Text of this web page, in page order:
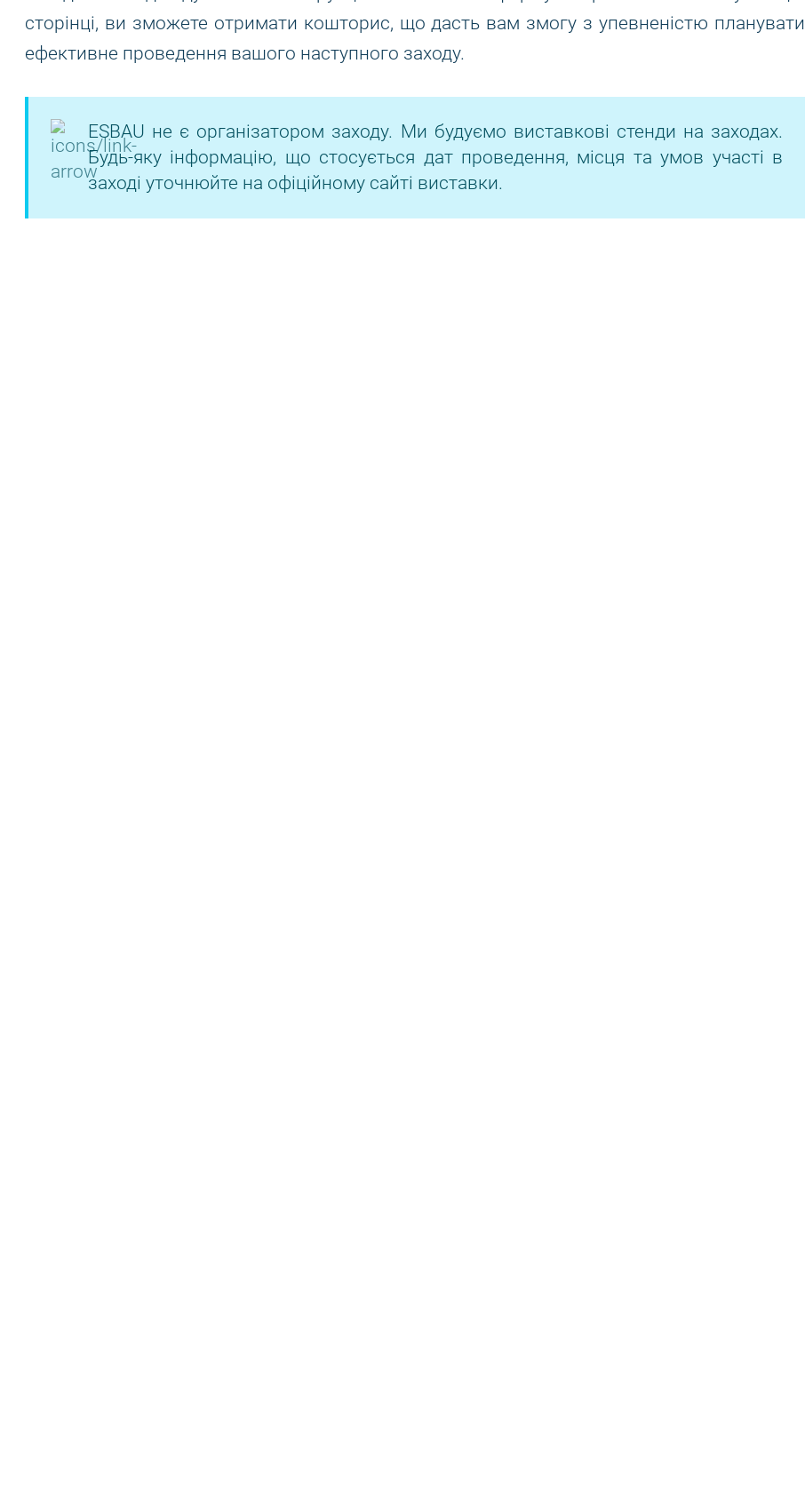
сторінці, ви зможете отримати кошторис, що дасть вам змогу з упевненістю планувати
ефективне проведення вашого наступного заходу.
ESBAU не є організатором заходу. Ми будуємо виставкові стенди на заходах.
Будь-яку інформацію, що стосується дат проведення, місця та умов участі в
заході уточнюйте на офіційному сайті виставки.